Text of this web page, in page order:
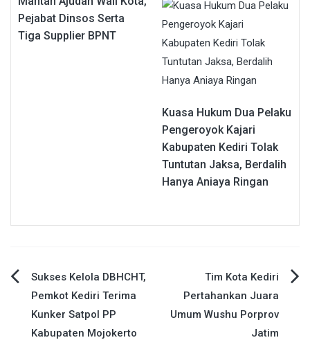
Pejabat Dinsos Serta
Tiga Supplier BPNT
Kuasa Hukum Dua Pelaku
Pengeroyok Kajari
Kabupaten Kediri Tolak
Tuntutan Jaksa, Berdalih
Hanya Aniaya Ringan
Navigasi
pos
Sukses Kelola DBHCHT,
Pemkot Kediri Terima
Kunker Satpol PP
Kabupaten Mojokerto
Tim Kota Kediri
Pertahankan Juara
Umum Wushu Porprov
Jatim